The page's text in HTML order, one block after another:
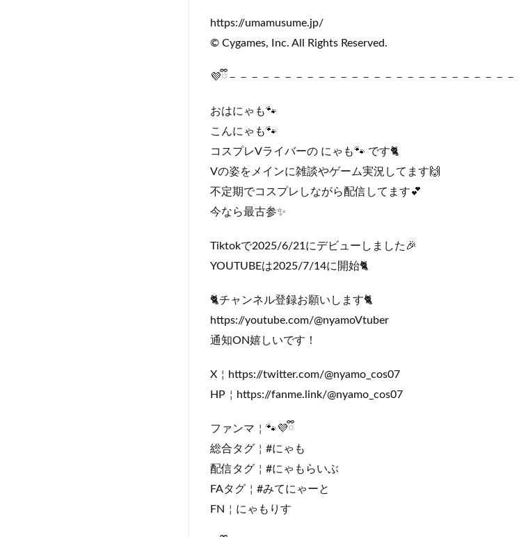
https://umamusume.jp/
© Cygames, Inc. All Rights Reserved.
💜ྀི－－－－－－－－－－－－－－－－－－－－－－－－－－
おはにゃも🐾
こんにゃも🐾
コスプレVライバーの にゃも🐾 です🐈
Vの姿をメインに雑談やゲーム実況してます🙌
不定期でコスプレしながら配信してます💕
今なら最古参✨
Tiktokで2025/6/21にデビューしました🎉
YOUTUBEは2025/7/14に開始🐈
​⁠​⁠​⁠🐈チャンネル登録お願いします🐈
https://youtube.com/@nyamoVtuber
通知ON嬉しいです！
X￤https://twitter.com/@nyamo_cos07
HP￤https://fanme.link/@nyamo_cos07
ファンマ￤🐾💜ྀི
総合タグ￤#にゃも
配信タグ￤#にゃもらいぶ
FAタグ￤#みてにゃーと
FN￤にゃもりす